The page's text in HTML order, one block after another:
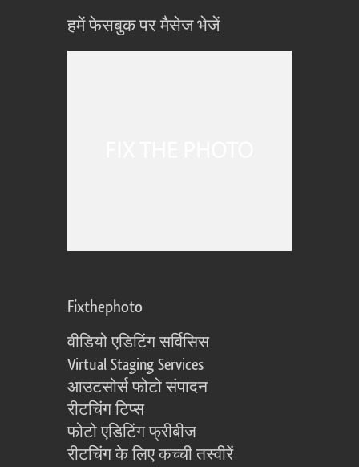
हमें फेसबुक पर मैसेज भेजें
Fixthephoto
वीडियो एडिटिंग सर्विसिस
Virtual Staging Services
आउटसोर्स फोटो संपादन
रीटचिंग टिप्स
फोटो एडिटिंग फ्रीबीज
रीटचिंग के लिए कच्ची तस्वीरें